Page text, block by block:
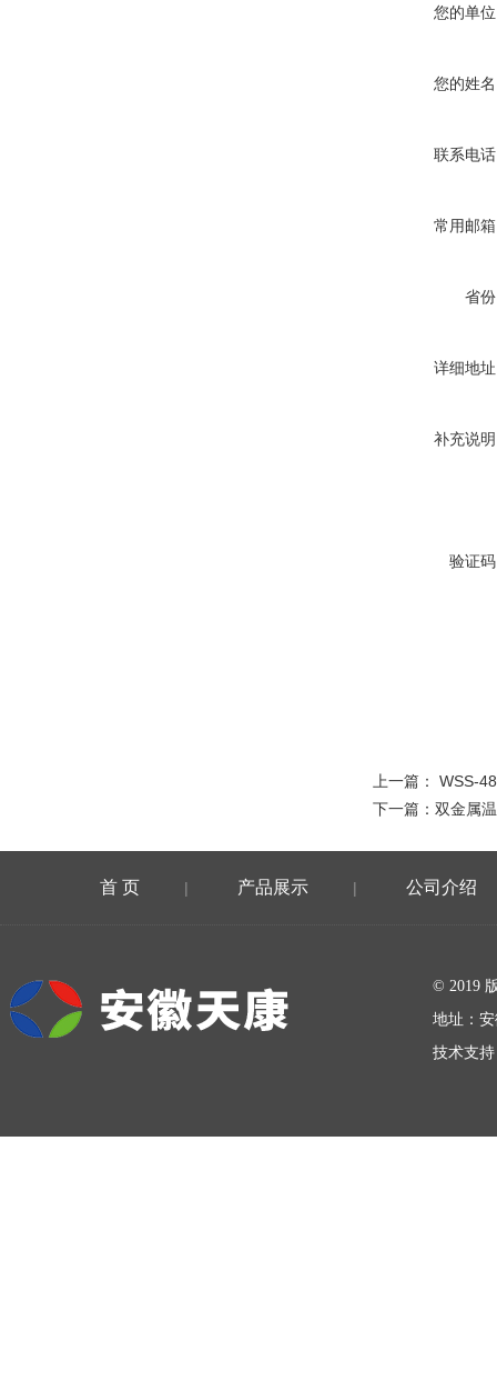
您的单
您的姓
联系电
常用邮
省
详细地
补充说
验证
上一篇： WSS-
下一篇： 双金属
首 页 | 产品展示 | 公司介绍
© 2019
地址：
技术支